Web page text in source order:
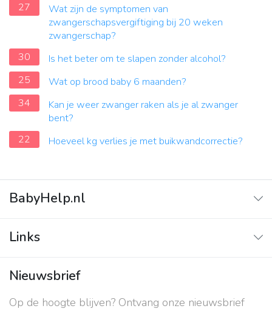
27
Wat zijn de symptomen van
zwangerschapsvergiftiging bij 20 weken
zwangerschap?
30
Is het beter om te slapen zonder alcohol?
25
Wat op brood baby 6 maanden?
34
Kan je weer zwanger raken als je al zwanger
bent?
22
Hoeveel kg verlies je met buikwandcorrectie?
BabyHelp.nl
Vraag & Antwoord
Links
Contact
Over ons
Nieuwsbrief
Op de hoogte blijven? Ontvang onze nieuwsbrief